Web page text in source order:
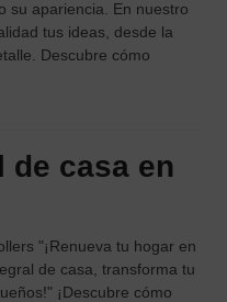
su apariencia. En nuestro
tus ideas, desde la
Descubre cómo
de casa en
"¡Renueva tu hogar en
de casa, transforma tu
¡Descubre cómo